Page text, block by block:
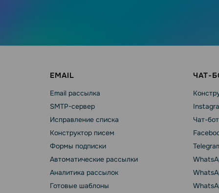
EMAIL
Email рассылка
SMTP-сервер
Исправление списка
Конструктор писем
Формы подписки
Автоматические рассылки
Аналитика рассылок
Готовые шаблоны
ЧАТ-
Чат-